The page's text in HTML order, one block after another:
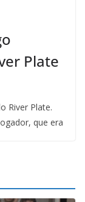
Plate
River Plate.
que era